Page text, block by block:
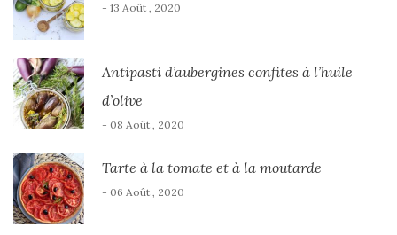
- 13 Août , 2020
Antipasti d’aubergines confites à l’huile
d’olive
- 08 Août , 2020
Tarte à la tomate et à la moutarde
- 06 Août , 2020